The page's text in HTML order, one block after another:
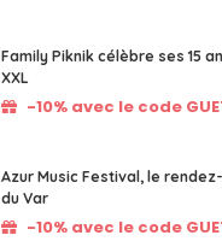
Family Piknik célèbre ses 15
XXL
-10% avec le code
Azur Music Festival, le
du Var
-10% avec le code